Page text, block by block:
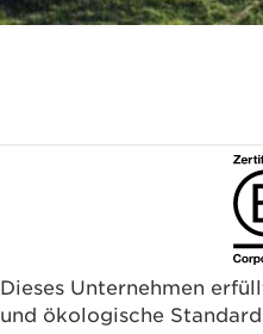
Dieses Unternehmen
und ökologische